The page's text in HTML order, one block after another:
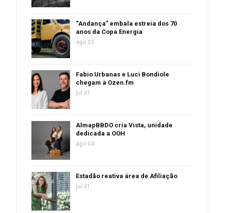
“Andança” embala estreia dos 70
anos da Copa Energia
ago 03
Fabio Urbanas e Luci Bondiole
chegam à Ozen.fm
jul 31
AlmapBBDO cria Vista, unidade
dedicada a OOH
ago 04
Estadão reativa área de Afiliação
jul 31